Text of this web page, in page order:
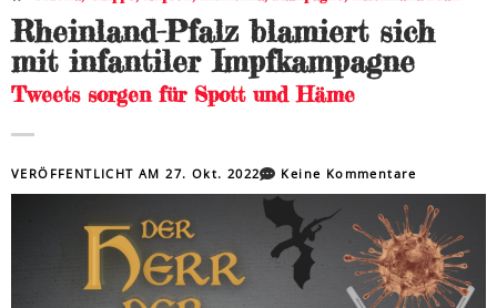
Rheinland-Pfalz blamiert sich
mit infantiler Impfkampagne
Tweets sorgen für Spott und Häme
VERÖFFENTLICHT AM27. Okt. 2022 Keine Kommentare